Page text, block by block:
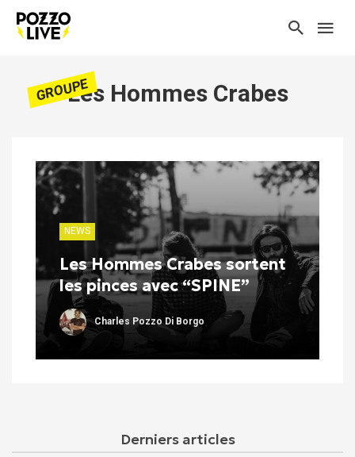
GROUPELes Hommes Crabes
NEWS
Les Hommes Crabes sortent
les pinces avec “SPINE”
Charles Pozzo Di Borgo
Derniers articles